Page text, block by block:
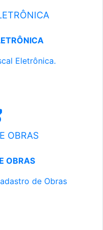
Eletrônica.
OBRAS
OBRAS
de Obras